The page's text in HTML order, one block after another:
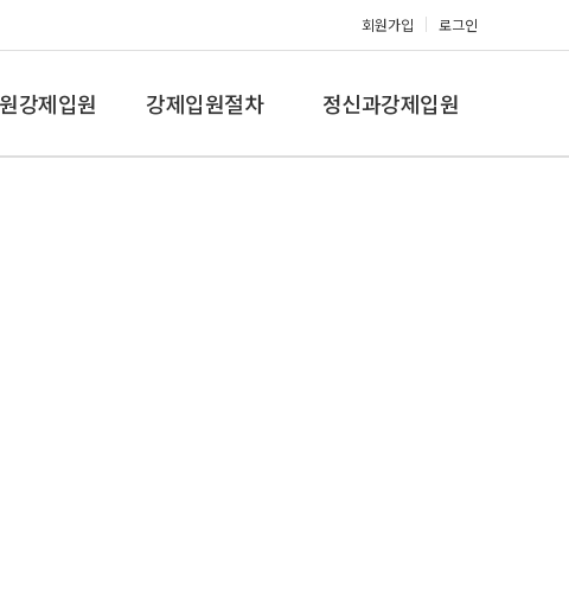
회원가입 로그인
강제입원 강제입원절차 정신과강제입원